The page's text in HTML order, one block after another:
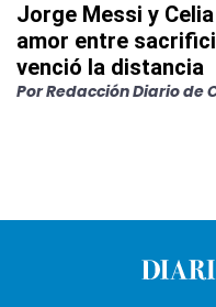
Jorge Messi y
amor entre
venció la distancia
PorRedacción Diario de